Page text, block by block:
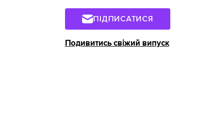
ПІДПИСАТИСЯ
Подивитись свіжий випуск